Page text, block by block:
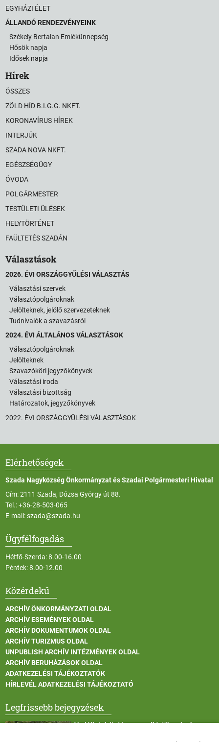
EGYHÁZI ÉLET
ÁLLANDÓ RENDEZVÉNYEINK
Székely Bertalan Emlékünnepség
Hősök napja
Idősek napja
Hírek
ÖSSZES
ZÖLD HÍD B.I.G.G. NKFT.
KORONAVÍRUS HÍREK
INTERJÚK
SZADA NOVA NKFT.
EGÉSZSÉGÜGY
ÓVODA
POLGÁRMESTER
TESTÜLETI ÜLÉSEK
HELYTÖRTÉNET
FAÜLTETÉS SZADÁN
Választások
2026. ÉVI ORSZÁGGYŰLÉSI VÁLASZTÁS
Választási szervek
Választópolgároknak
Jelölteknek, jelölő szervezeteknek
Tudnivalók a szavazásról
2024. ÉVI ÁLTALÁNOS VÁLASZTÁSOK
Választópolgároknak
Jelölteknek
Szavazóköri jegyzőkönyvek
Választási iroda
Választási bizottság
Határozatok, jegyzőkönyvek
2022. ÉVI ORSZÁGGYŰLÉSI VÁLASZTÁSOK
Elérhetőségek
Szada Nagyközség Önkormányzat és Szadai Polgármesteri Hivatal
Cím: 2111 Szada, Dózsa György út 88.
Tel.:+36-28-503-065
E-mail:szada@szada.hu
Ügyfélfogadás
Hétfő-Szerda: 8.00-16.00
Péntek: 8.00-12.00
Közérdekű
ARCHÍV ÖNKORMÁNYZATI OLDAL
ARCHÍV ESEMÉNYEK OLDAL
ARCHÍV DOKUMENTUMOK OLDAL
ARCHÍV TURIZMUS OLDAL
UNPUBLISH ARCHÍV INTÉZMÉNYEK OLDAL
ARCHÍV BERUHÁZÁSOK OLDAL
ADATKEZELÉSI TÁJÉKOZTATÓK
HÍRLEVÉL ADATKEZELÉSI TÁJÉKOZTATÓ
Legfrissebb bejegyzések
Vadállatok itatása a rendkívüli melegben